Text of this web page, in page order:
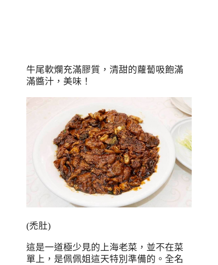
牛尾軟爛充滿膠質，清甜的蘿蔔吸飽滿
滿醬汁，美味！
(禿肚)
這是一道極少見的上海老菜，並不在菜
單上，是佩佩姐這天特別準備的。全名